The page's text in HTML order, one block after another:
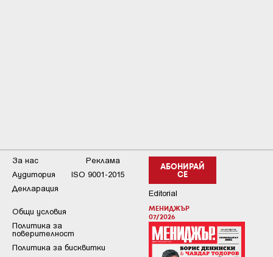
АБОНИРАЙ
СЕ
Editorial
МЕНИДЖЪР
07/2026
За нас
Реклама
Аудитория
ISO 9001-2015
Декларация
Общи условия
Пoлитикa зa
пoвepитeлнocт
Политика за бисквитки